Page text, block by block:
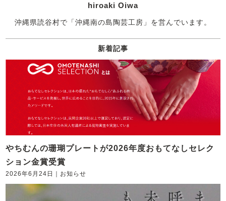
hiroaki Oiwa
沖縄県読谷村で「沖縄南の島陶芸工房」を営んでいます。
新着記事
やちむんの珊瑚プレートが2026年度おもてなしセレク
ション金賞受賞
2026年6月24日 ｜ お知らせ